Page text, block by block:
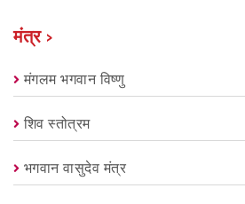
मंत्र ›
मंगलम भगवान विष्णु
शिव स्तोत्रम
भगवान वासुदेव मंत्र